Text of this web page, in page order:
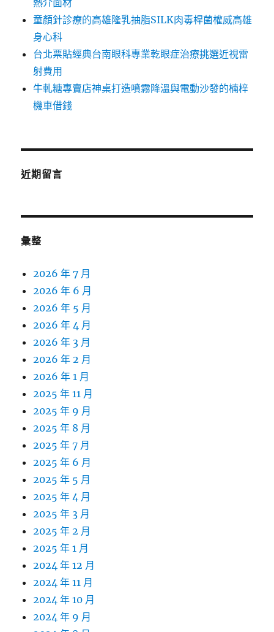
熱介面材
童顏針診療的高雄隆乳抽脂SILK肉毒桿菌權威高雄
身心科
台北票貼經典台南眼科專業乾眼症治療挑選近視雷
射費用
牛軋糖專賣店神桌打造噴霧降溫與電動沙發的楠梓
機車借錢
近期留言
彙整
2026 年 7 月
2026 年 6 月
2026 年 5 月
2026 年 4 月
2026 年 3 月
2026 年 2 月
2026 年 1 月
2025 年 11 月
2025 年 9 月
2025 年 8 月
2025 年 7 月
2025 年 6 月
2025 年 5 月
2025 年 4 月
2025 年 3 月
2025 年 2 月
2025 年 1 月
2024 年 12 月
2024 年 11 月
2024 年 10 月
2024 年 9 月